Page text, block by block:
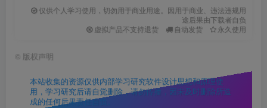
仅供个人学习使用，切勿用于商业用途。因用于商业、违法违规用
途后果由下载者自负
虚拟产品不支持退货
自动发货 永久使用
© 版权声明
本站收集的资源仅供内部学习研究软件设计思想和原理使
用，学习研究后请自觉删除，请勿传播，因未及时删除所造
成的任何后果责任自负。